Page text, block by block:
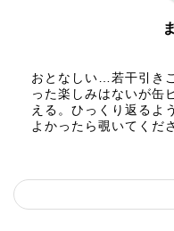
おとなしい…若干引き
った楽しみはないが缶
える。ひっくり返るよ
よかったら覗いてくだ